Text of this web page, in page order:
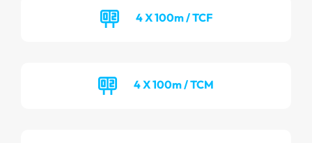
4 X 100m / TCF
4 X 100m / TCM